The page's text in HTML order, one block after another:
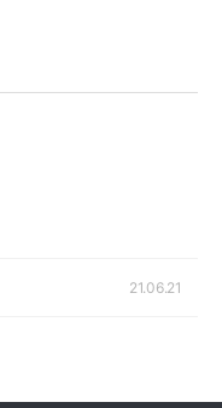
21.06.21